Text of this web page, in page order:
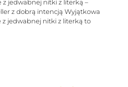
z jedwabnej nitki z literką –
z dobrą intencją Wyjątkowa
z jedwabnej nitki z literką to